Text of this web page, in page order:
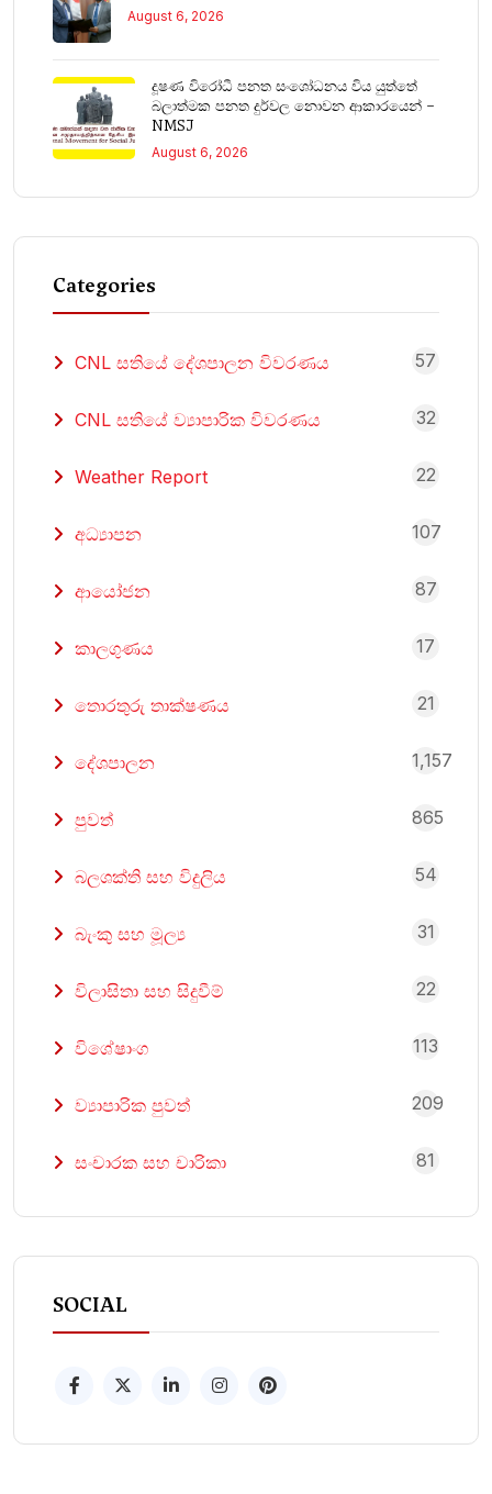
August 6, 2026
දූෂණ විරෝධී පනත සංශෝධනය විය යුත්තේ
බලාත්මක පනත දුර්වල නොවන ආකාරයෙන් –
NMSJ
August 6, 2026
Categories
CNL සතියේ දේශපාලන විවරණය 57
CNL සතියේ ව්‍යාපාරික විවරණය 32
Weather Report 22
අධ්‍යාපන 107
ආයෝජන 87
කාලගුණය 17
තොරතුරු තාක්ෂණය 21
දේශපාලන 1,157
පුවත් 865
බලශක්ති සහ විදුලිය 54
බැංකු සහ මූල්‍ය 31
විලාසිතා සහ සිදුවීම් 22
විශේෂාංග 113
ව්‍යාපාරික පුවත් 209
සංචාරක සහ චාරිකා 81
SOCIAL